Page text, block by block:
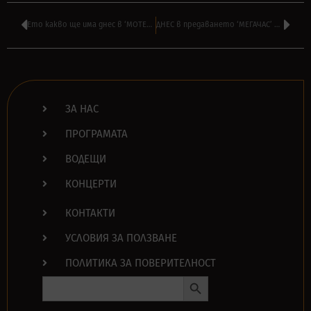
Ето какво ще има днес в ‘МОТЕЛ ХЕНТАЙ’ на НАСО РУСКОВ в 16:00 ДНЕС в предаването ‘МЕГАЧАС’ на АНДРЕЙ ВЛАДОВ от Лондон в 16:00
ЗА НАС
ПРОГРАМАТА
ВОДЕЩИ
КОНЦЕРТИ
КОНТАКТИ
УСЛОВИЯ ЗА ПОЛЗВАНЕ
ПОЛИТИКА ЗА ПОВЕРИТЕЛНОСТ
Search
Search Button